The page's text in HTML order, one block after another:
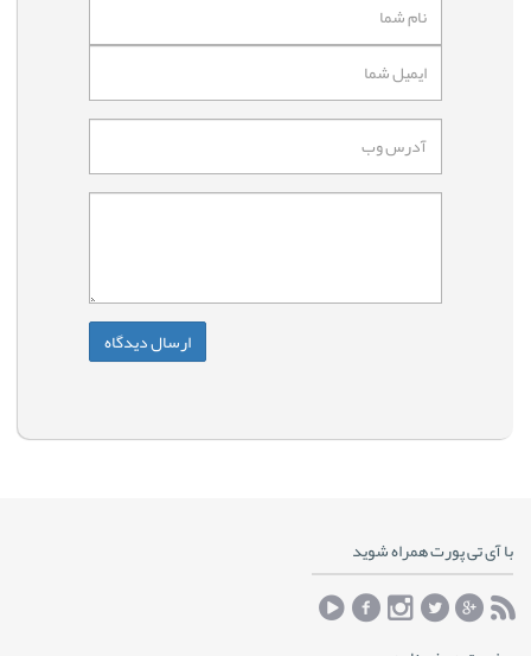
با آی تی پورت همراه شوید